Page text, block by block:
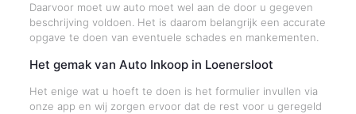
Daarvoor moet uw auto moet wel aan de door u gegeven
beschrijving voldoen. Het is daarom belangrijk een accurate
opgave te doen van eventuele schades en mankementen.
Het gemak van Auto Inkoop in Loenersloot
Het enige wat u hoeft te doen is het formulier invullen via
onze app en wij zorgen ervoor dat de rest voor u geregeld